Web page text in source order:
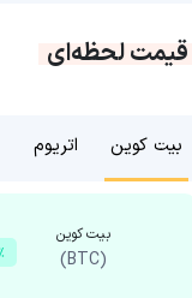
قیمت لحظه‌ای
بیت کوین اتریوم
بیت کوین
(BTC)